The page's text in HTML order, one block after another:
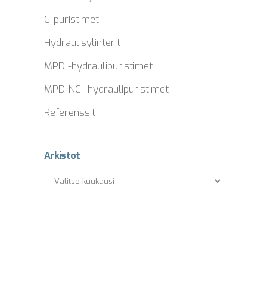
C-puristimet
Hydraulisylinterit
MPD -hydraulipuristimet
MPD NC -hydraulipuristimet
Referenssit
Arkistot
Arkistot